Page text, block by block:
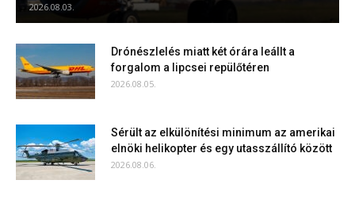
2026.08.03.
Drónészlelés miatt két órára leállt a
forgalom a lipcsei repülőtéren
2026.08.05.
Sérült az elkülönítési minimum az amerikai
elnöki helikopter és egy utasszállító között
2026.08.06.